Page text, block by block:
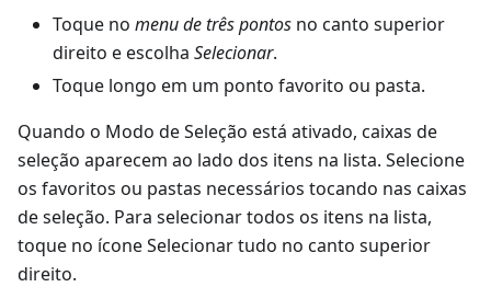
Toque no menu de três pontos no canto superior
direito e escolha Selecionar.
Toque longo em um ponto favorito ou pasta.
Quando o Modo de Seleção está ativado, caixas de
seleção aparecem ao lado dos itens na lista. Selecione
os favoritos ou pastas necessários tocando nas caixas
de seleção. Para selecionar todos os itens na lista,
toque no ícone Selecionar tudo no canto superior
direito.